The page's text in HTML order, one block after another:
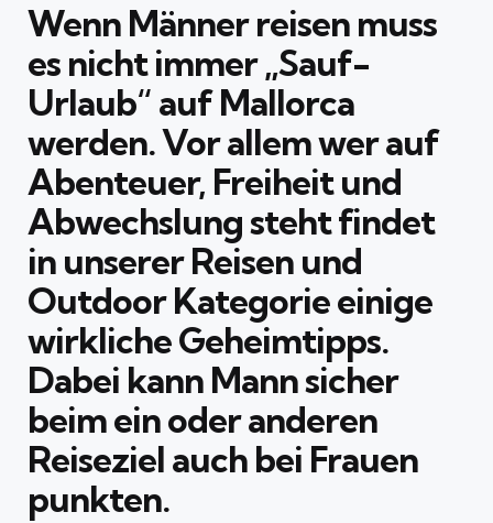
Wenn Männer reisen muss
es nicht immer „Sauf-
Urlaub“ auf Mallorca
werden. Vor allem wer auf
Abenteuer, Freiheit und
Abwechslungsteht findet
in unsererReisen und
OutdoorKategorie einige
wirkliche Geheimtipps.
Dabei kann Mann sicher
beim ein oder anderen
Reiseziel auch bei Frauen
punkten.